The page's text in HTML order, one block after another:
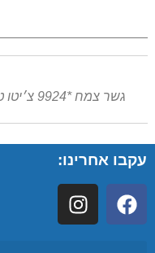
גשר צמח *9924 צ׳יטו טיגו 8 פרו המותג הסיני הגיע לצפון
עקבו אחרינו: